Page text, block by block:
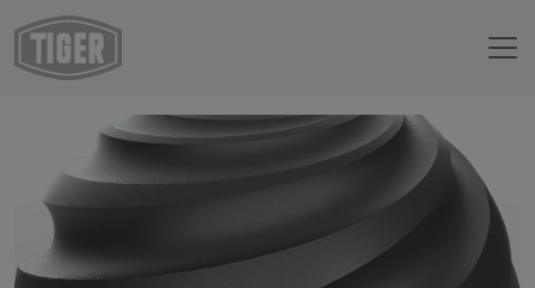
Boutique en ligne
29/80081 - Effet mica env. P7